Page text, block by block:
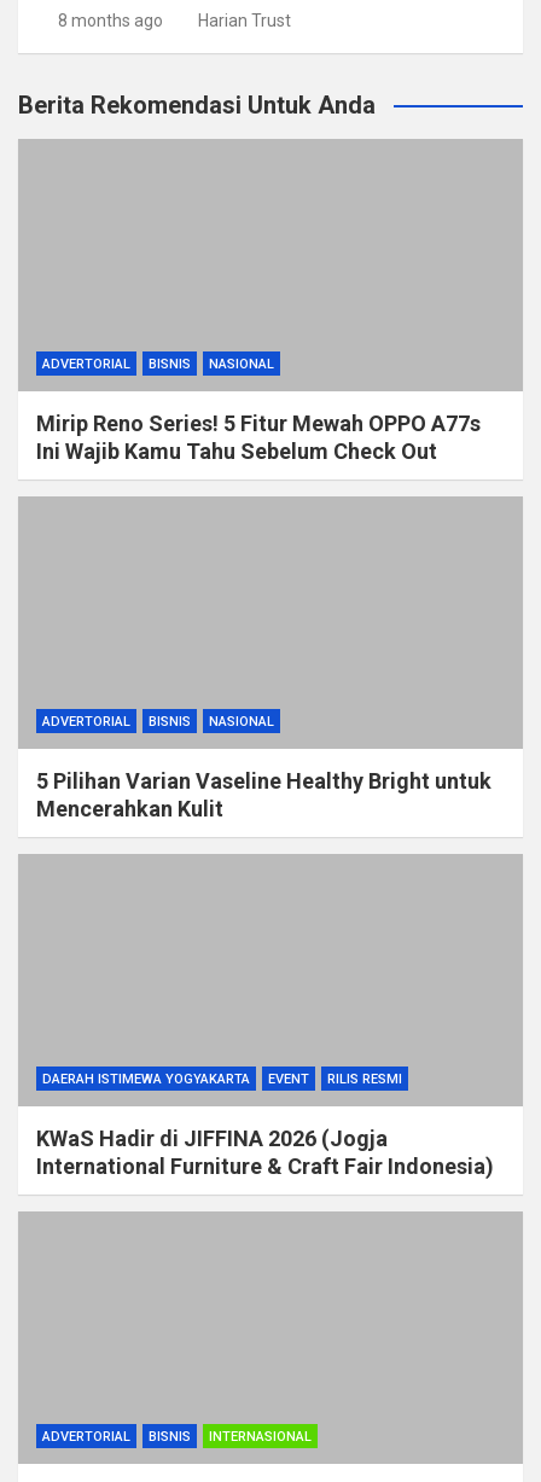
8 months ago Harian Trust
Berita Rekomendasi Untuk Anda
ADVERTORIAL BISNIS NASIONAL
Mirip Reno Series! 5 Fitur Mewah OPPO A77s
Ini Wajib Kamu Tahu Sebelum Check Out
ADVERTORIAL BISNIS NASIONAL
5 Pilihan Varian Vaseline Healthy Bright untuk
Mencerahkan Kulit
DAERAH ISTIMEWA YOGYAKARTA EVENT RILIS RESMI
KWaS Hadir di JIFFINA 2026 (Jogja
International Furniture & Craft Fair Indonesia)
ADVERTORIAL BISNIS INTERNASIONAL